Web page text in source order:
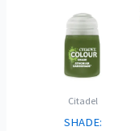
Citadel
SHADE: